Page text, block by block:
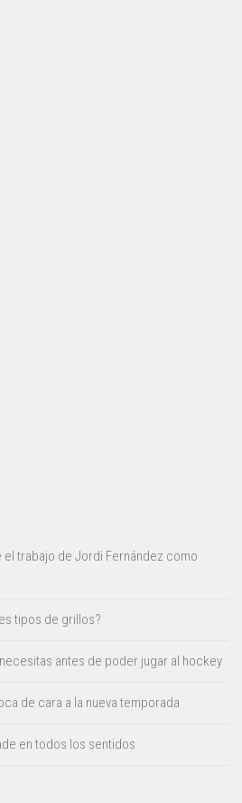
trabajo de Jordi Fernández como
tipos de grillos?
antes de poder jugar al hockey
de cara a la nueva temporada
en todos los sentidos